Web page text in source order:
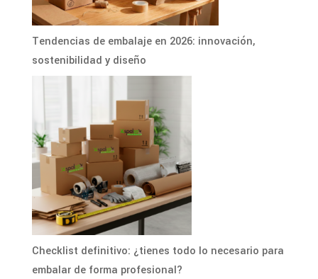
Tendencias de embalaje en 2026: innovación,
sostenibilidad y diseño
Checklist definitivo: ¿tienes todo lo necesario para
embalar de forma profesional?